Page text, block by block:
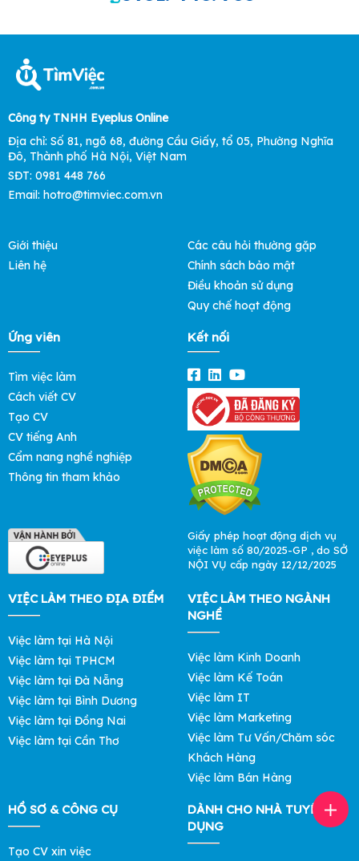
Công ty TNHH Eyeplus Online
Địa chỉ: Số 81, ngõ 68, đường Cầu Giấy, tổ 05, Phường Nghĩa
Đô, Thành phố Hà Nội, Việt Nam
SĐT: 0981 448 766
Email: hotro@timviec.com.vn
Giới thiệu
Liên hệ
Các câu hỏi thường gặp
Chính sách bảo mật
Điều khoản sử dụng
Quy chế hoạt động
Ứng viên
Tìm việc làm
Cách viết CV
Tạo CV
CV tiếng Anh
Cẩm nang nghề nghiệp
Thông tin tham khảo
Kết nối
Giấy phép hoạt động dịch vụ
việc làm số 80/2025-GP , do SỞ
NỘI VỤ cấp ngày 12/12/2025
VIỆC LÀM THEO ĐỊA ĐIỂM
Việc làm tại Hà Nội
Việc làm tại TPHCM
Việc làm tại Đà Nẵng
Việc làm tại Bình Dương
Việc làm tại Đồng Nai
Việc làm tại Cần Thơ
VIỆC LÀM THEO NGÀNH
NGHỀ
Việc làm Kinh Doanh
Việc làm Kế Toán
Việc làm IT
Việc làm Marketing
Việc làm Tư Vấn/Chăm sóc
Khách Hàng
Việc làm Bán Hàng
HỒ SƠ & CÔNG CỤ
Tạo CV xin việc
DÀNH CHO NHÀ TUYỂN
DỤNG